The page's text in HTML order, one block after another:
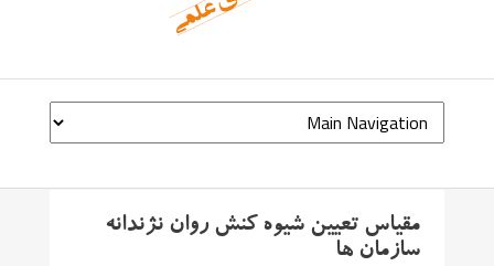
مقیاس تعیین شیوه کنش روان نژندانه
سازمان ها